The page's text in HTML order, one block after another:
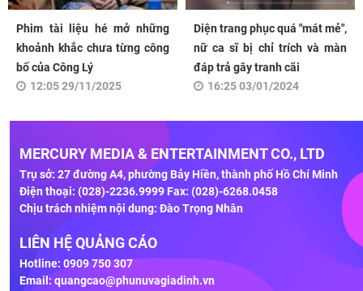
Phim tài liệu hé mở những
khoảnh khắc chưa từng công
bố của Công Lý
12:05 29/11/2025
Diện trang phục quá "mát mẻ",
nữ ca sĩ bị chỉ trích và màn
đáp trả gây tranh cãi
16:25 03/01/2024
MERCURY MEDIA & ENTERTAINMENT CO., LTD
Trụ sở: 27 đường A4, phường Bảy Hiền, thành phố Hồ Chí Minh
Điện thoại: (028)-2236.9999 Fax: (028)-6268.0458
Chịu trách nhiệm nội dung: Đào Trọng Nhân
LIÊN HỆ QUẢNG CÁO
Hotline: 0909 750 307
Email: quangcao@phunuvagiadinh.vn